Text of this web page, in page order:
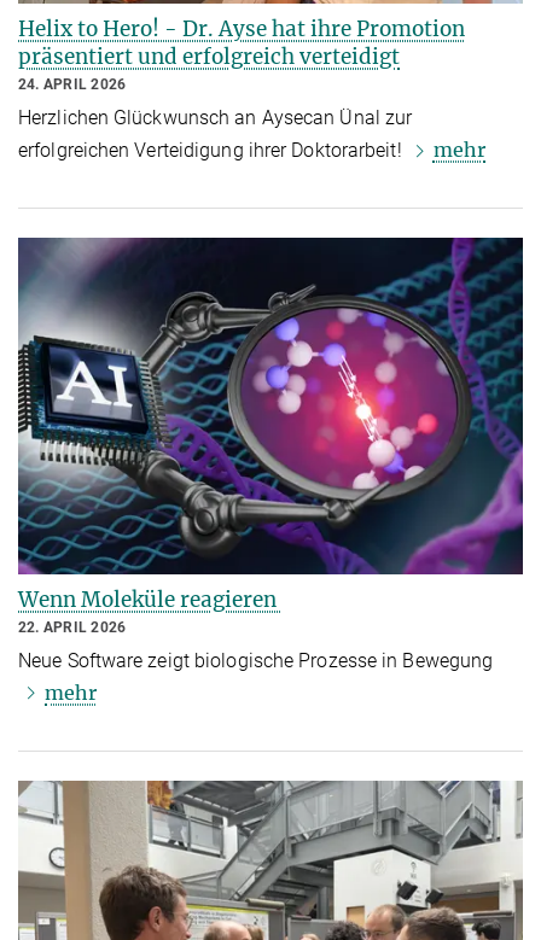
Helix to Hero! - Dr. Ayse hat ihre Promotion
präsentiert und erfolgreich verteidigt
24. APRIL 2026
Herzlichen Glückwunsch an Aysecan Ünal zur
erfolgreichen Verteidigung ihrer Doktorarbeit!
mehr
Wenn Moleküle reagieren
22. APRIL 2026
Neue Software zeigt biologische Prozesse in Bewegung
mehr